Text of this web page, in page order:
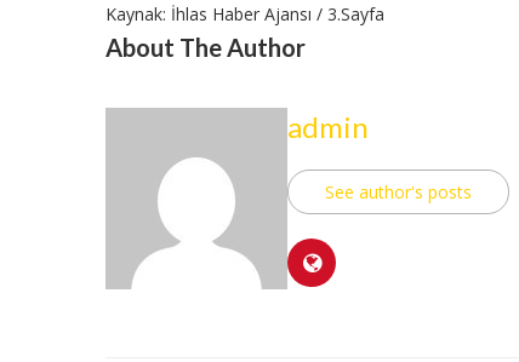
Kaynak: İhlas Haber Ajansı / 3.Sayfa
About The Author
admin
See author's posts